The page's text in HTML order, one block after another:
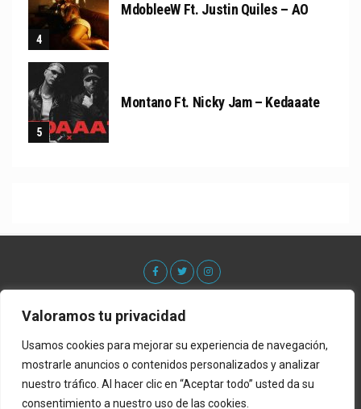
Valoramos tu privacidad
Usamos cookies para mejorar su experiencia de navegación,
mostrarle anuncios o contenidos personalizados y analizar
nuestro tráfico. Al hacer clic en “Aceptar todo” usted da su
consentimiento a nuestro uso de las cookies.
MdobleeW Ft. Justin Quiles – AO
Montano Ft. Nicky Jam – Kedaaate